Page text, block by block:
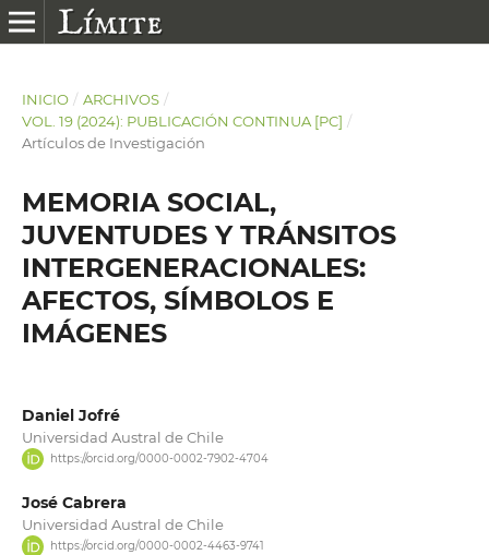
INICIO / ARCHIVOS /
VOL. 19 (2024): PUBLICACIÓN CONTINUA [PC] /
Artículos de Investigación
MEMORIA SOCIAL,
JUVENTUDES Y TRÁNSITOS
INTERGENERACIONALES:
AFECTOS, SÍMBOLOS E
IMÁGENES
Daniel Jofré
Universidad Austral de Chile
https://orcid.org/0000-0002-7902-4704
José Cabrera
Universidad Austral de Chile
https://orcid.org/0000-0002-4463-9741